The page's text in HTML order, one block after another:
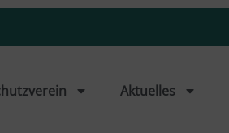
Aktuelles